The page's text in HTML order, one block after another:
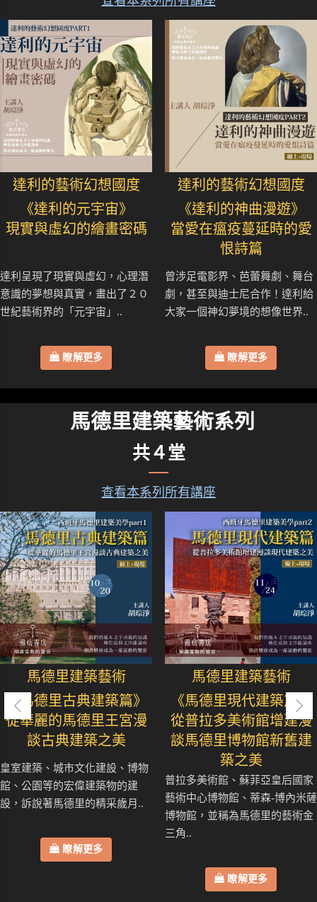
達利的藝術幻想國度
《達利的元宇宙》
現實與虛幻的繪畫密碼
達利呈現了現實與虛幻，心理潛
意識的夢想與真實，畫出了２０
世紀藝術界的「元宇宙」..
瞭解更多
達利的藝術幻想國度
《達利的神曲漫遊》
當愛在瘟疫蔓延時的愛
恨詩篇
曾涉足電影界、芭蕾舞劇、舞台
劇，甚至與迪士尼合作！達利給
大家一個神幻夢境的想像世界..
瞭解更多
馬德里建築藝術系列
共４堂
查看本系列所有講座
馬德里建築藝術
《馬德里古典建築篇》
從華麗的馬德里王宮漫
談古典建築之美
皇室建築、城市文化建設、博物
館、公園等的宏偉建築物的建
設，訴說著馬德里的精采歲月..
瞭解更多
馬德里建築藝術
《馬德里現代建築篇》
從普拉多美術館增建漫
談馬德里博物館新舊建
築之美
普拉多美術館、蘇菲亞皇后國家
藝術中心博物館、蒂森-博內米薩
博物館，並稱為馬德里的藝術金
三角..
瞭解更多